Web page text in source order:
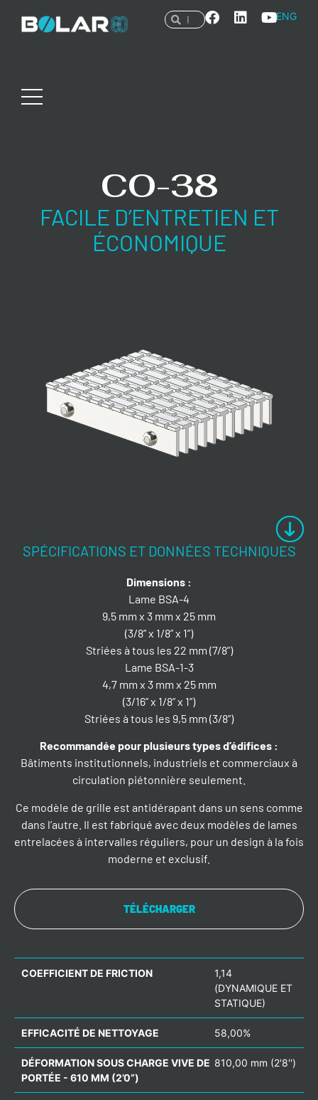
ENG
CO-38
FACILE D’ENTRETIEN ET
ÉCONOMIQUE
SPÉCIFICATIONS ET DONNÉES TECHNIQUES
Dimensions :
Lame BSA-4
9,5 mm x 3 mm x 25 mm
(3/8” x 1/8” x 1”)
Striées à tous les 22 mm (7/8”)
Lame BSA-1-3
4,7 mm x 3 mm x 25 mm
(3/16” x 1/8” x 1”)
Striées à tous les 9,5 mm (3/8”)
Recommandée pour plusieurs types d’édifices :
Bâtiments institutionnels, industriels et commerciaux à
circulation piétonnière seulement.
Ce modèle de grille est antidérapant dans un sens comme
dans l’autre. Il est fabriqué avec deux modèles de lames
entrelacées à intervalles réguliers, pour un design à la fois
moderne et exclusif.
TÉLÉCHARGER
COEFFICIENT DE FRICTION
1,14
(DYNAMIQUE ET
STATIQUE)
EFFICACITÉ DE NETTOYAGE 58,00%
DÉFORMATION SOUS CHARGE VIVE DE
PORTÉE - 610 MM (2’0”)
810,00 mm (2'8'')